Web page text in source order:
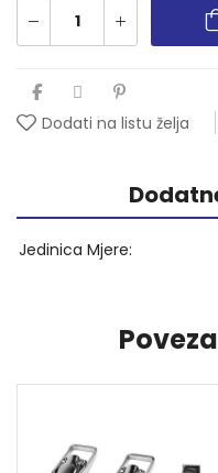
Dodati na listu želja
Jedinica Mjere